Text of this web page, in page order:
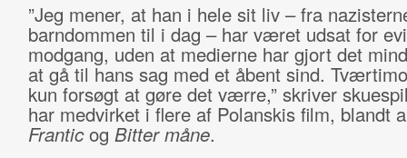
”Jeg mener, at han i hele sit liv – fra
barndommen til i dag – har været udsat for
modgang, uden at medierne har gjort det
at gå til hans sag med et åbent sind.
kun forsøgt at gøre det værre,” skriver
har medvirket i flere af Polanskis film, blandt
Franticog Bitter måne.